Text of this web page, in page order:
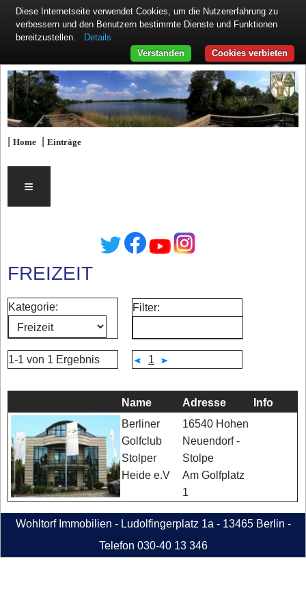
|Home |Einträge
≡
FREIZEIT
Kategorie: Filter:
1-1 von 1 Ergebnis 1
Name Adresse Info
Berliner
Golfclub
Stolper
Heide e.V
16540 Hohen
Neuendorf -
Stolpe
Am Golfplatz
1
Wohltorf Immobilien - Ludolfingerplatz 1a - 13465 Berlin -
Telefon 030-40 13 346
Diese Internetseite verwendet Cookies, um die Nutzererfahrung zu
verbessern und den Benutzern bestimmte Dienste und Funktionen
bereitzustellen.
Details
Cookies verbieten
Verstanden